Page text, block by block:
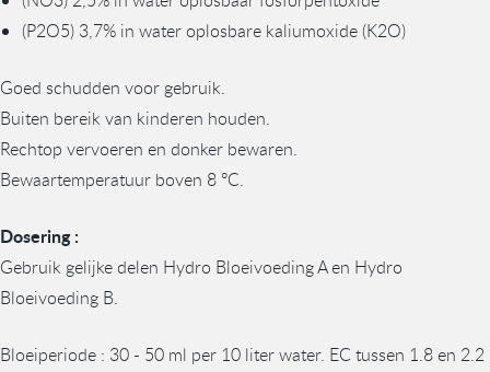
(P2O5) 3,7% in water oplosbare kaliumoxide (K2O)
Goed schudden voor gebruik.
Buiten bereik van kinderen houden.
Rechtop vervoeren en donker bewaren.
Bewaartemperatuur boven 8 ºC.
Dosering :
Gebruik gelijke delen Hydro Bloeivoeding A en Hydro
Bloeivoeding B.
Bloeiperiode : 30 - 50 ml per 10 liter water. EC tussen 1.8 en 2.2